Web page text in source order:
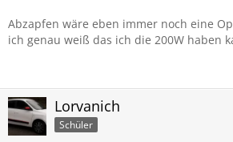
Abzapfen wäre eben immer noch eine
ich genau weiß das ich die 200W haben
Lorvanich
Schüler